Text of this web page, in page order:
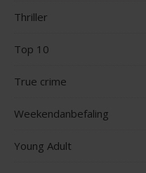
Thriller
Top 10
True crime
Weekendanbefaling
Young Adult